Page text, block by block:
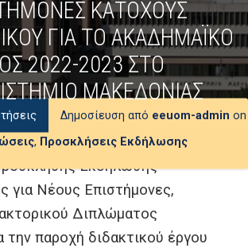
ΚΑΤΟΧΟΥΣ
ΓΙΑ ΤΟ ΑΚΑΔΗΜΑΪΚΟ
2022-2023 ΣΤΟ
ΜΑΚΕΔΟΝΙΑΣ
Δημοσίευση από eeuom-admin on
, Προσκλήσεις Εκδήλωσης
Εκδήλωσης
για Νέους Επιστήμονες,
Διπλώματος
την παροχή διδακτικού έργου